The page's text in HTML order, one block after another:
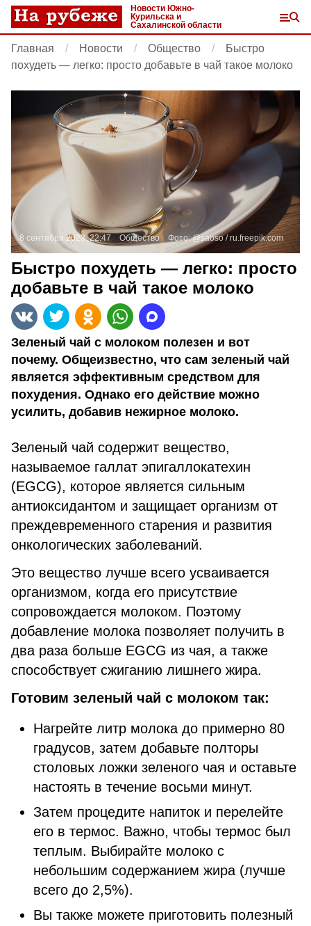
Новости Южно-
Курильска и
Сахалинской области
Главная Новости Общество
Быстро
похудеть — легко: просто добавьте в чай такое молоко
8 сентября 2023, 22:47 Общество Фото:@saoso /ru.freepik.com
Быстро похудеть — легко: просто
добавьте в чай такое молоко
Зеленый чай с молоком полезен и вот
почему. Общеизвестно, что сам зеленый чай
является эффективным средством для
похудения. Однако его действие можно
усилить, добавив нежирное молоко.
Зеленый чай содержит вещество,
называемое галлат эпигаллокатехин
(EGCG), которое является сильным
антиоксидантом и защищает организм от
преждевременного старения и развития
онкологических заболеваний.
Это вещество лучше всего усваивается
организмом, когда его присутствие
сопровождается молоком. Поэтому
добавление молока позволяет получить в
два раза больше EGCG из чая, а также
способствует сжиганию лишнего жира.
Готовим зеленый чай с молоком так:
Нагрейте литр молока до примерно 80
градусов, затем добавьте полторы
столовых ложки зеленого чая и оставьте
настоять в течение восьми минут.
Затем процедите напиток и перелейте
его в термос. Важно, чтобы термос был
теплым. Выбирайте молоко с
небольшим содержанием жира (лучше
всего до 2,5%).
Вы также можете приготовить полезный